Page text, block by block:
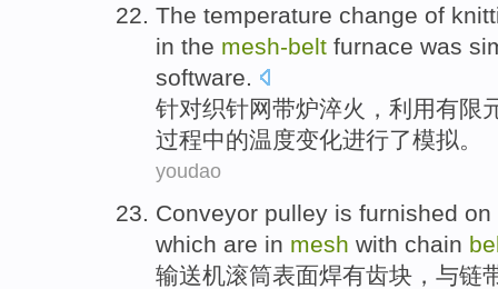
The temperature change of
in the mesh-belt furnace was
software.
针对织针网带炉淬火 ， 利用有限
过程中的温度变化进行了模拟。
youdao
Conveyor pulley is furnished on
which are in mesh with chain
输送机滚筒表面焊有齿块， 与链